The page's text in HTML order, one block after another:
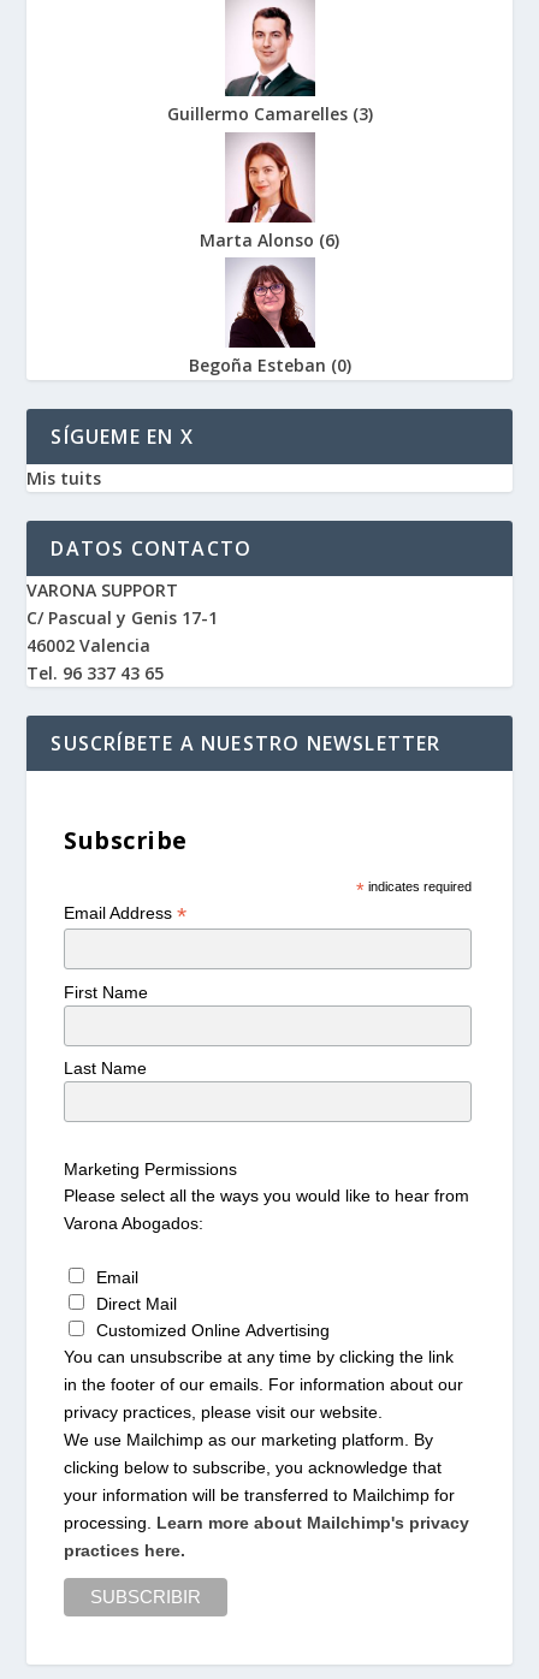
Guillermo Camarelles (3)
Marta Alonso (6)
Begoña Esteban (0)
SÍGUEME EN X
Mis tuits
DATOS CONTACTO
VARONA SUPPORT
C/ Pascual y Genis 17-1
46002 Valencia
Tel. 96 337 43 65
SUSCRÍBETE A NUESTRO NEWSLETTER
Subscribe
*indicates required
Email Address*
First Name
Last Name
Marketing Permissions
Please select all the ways you would like to hear from
Varona Abogados:
Email
Direct Mail
Customized Online Advertising
You can unsubscribe at any time by clicking the link
in the footer of our emails. For information about our
privacy practices, please visit our website.
We use Mailchimp as our marketing platform. By
clicking below to subscribe, you acknowledge that
your information will be transferred to Mailchimp for
processing. Learn more about Mailchimp's privacy
practices here.